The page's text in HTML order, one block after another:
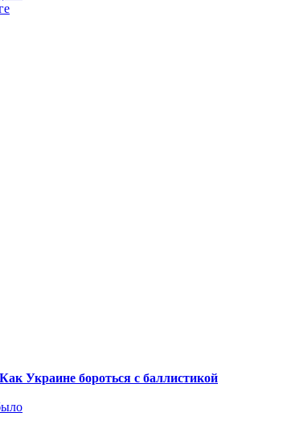
Украине бороться с баллистикой